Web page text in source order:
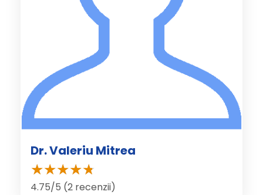
Dr. Valeriu Mitrea
4.75/5 (2 recenzii)